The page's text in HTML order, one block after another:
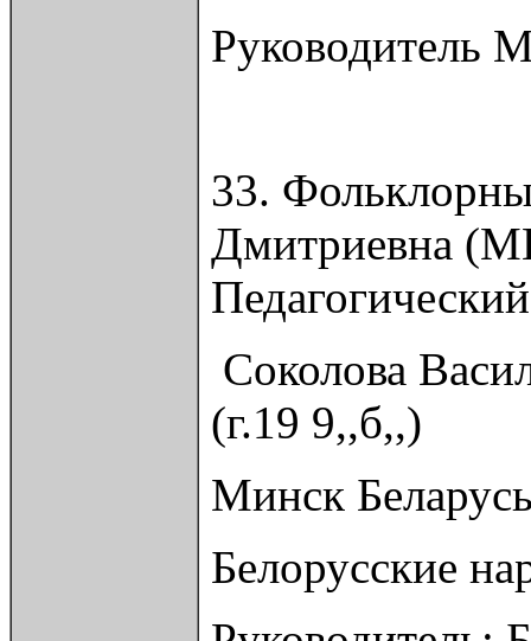
Руководитель
33.
Дмитриевна
Соколова
(г.19 9,,б,,)
Минск
Белорусские